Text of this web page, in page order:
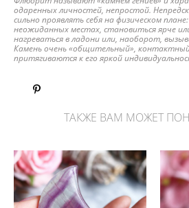
одаренных личностей, непростой.
сильно проявлять себя на физическом
неожиданных местах, становиться ярче
нагреваться в ладони или, наоборот,
Камень очень «общительный»,
притягиваются к его яркой
ТАКЖЕ ВАМ МОЖЕТ